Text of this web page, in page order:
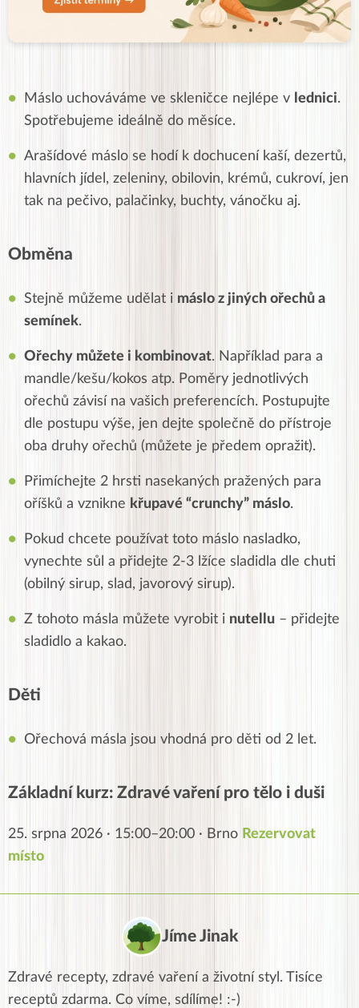
Máslo uchováváme ve skleničce nejlépe v lednici.
Spotřebujeme ideálně do měsíce.
Arašídové máslo se hodí k dochucení kaší, dezertů,
hlavních jídel, zeleniny, obilovin, krémů, cukroví, jen
tak na pečivo, palačinky, buchty, vánočku aj.
Obměna
Stejně můžeme udělat i máslo z jiných ořechů a
semínek.
Ořechy můžete i kombinovat. Například para a
mandle/kešu/kokos atp. Poměry jednotlivých
ořechů závisí na vašich preferencích. Postupujte
dle postupu výše, jen dejte společně do přístroje
oba druhy ořechů (můžete je předem opražit).
Přimíchejte 2 hrsti nasekaných pražených para
oříšků a vznikne křupavé “crunchy” máslo.
Pokud chcete používat toto máslo nasladko,
vynechte sůl a přidejte 2-3 lžíce sladidla dle chuti
(obilný sirup, slad, javorový sirup).
Z tohoto másla můžete vyrobit i nutellu – přidejte
sladidlo a kakao.
Děti
Ořechová másla jsou vhodná pro děti od 2 let.
Základní kurz: Zdravé vaření pro tělo i duši
25. srpna 2026 · 15:00–20:00 · Brno Rezervovat
místo
Jíme Jinak
Zdravé recepty, zdravé vaření a životní styl. Tisíce
receptů zdarma. Co víme, sdílíme! :-)